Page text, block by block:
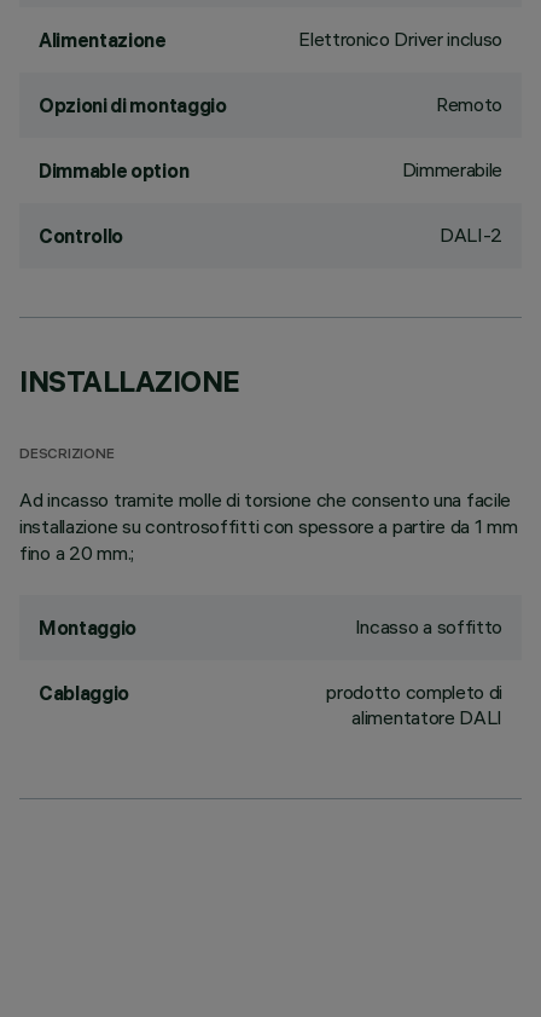
Alimentazione Elettronico Driver incluso
Opzioni di montaggio Remoto
Dimmable option Dimmerabile
Controllo DALI-2
INSTALLAZIONE
DESCRIZIONE
Ad incasso tramite molle di torsione che consento una facile
installazione su controsoffitti con spessore a partire da 1 mm
fino a 20 mm.;
Montaggio Incasso a soffitto
Cablaggio
prodotto completo di
alimentatore DALI